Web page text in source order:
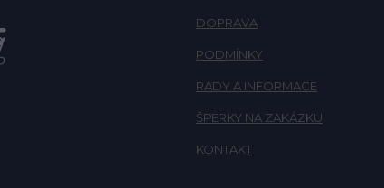
DOPRAVA
PODMÍNKY
RADY A INFORMACE
ŠPERKY NA ZAKÁZKU
KONTAKT